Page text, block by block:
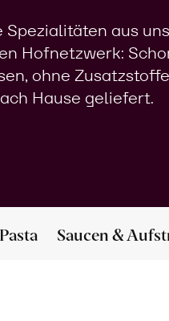
Spezialitäten aus
Hofnetzwerk:
ohne
Hause geliefert.
Pasta Saucen &